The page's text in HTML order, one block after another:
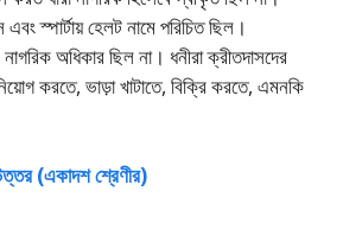
এবং স্পার্টায় হেলট নামে পরিচিত ছিল।
অধিকার ছিল না। ধনীরা ক্রীতদাসদের
করতে, ভাড়া খাটাতে, বিক্রি করতে, এমনকি
(একাদশ শ্রেণীর)